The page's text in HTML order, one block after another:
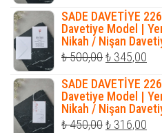
fiyat:
₺ 400,00.
₺
SADE DAVETİYE
Davetiye Model |
Nikah / Nişan
₺500,00Orijinal
fiyat:
₺ 500,00.
₺ 345,00
₺
SADE DAVETİYE
Davetiye Model |
Nikah / Nişan
₺450,00Orijinal
₺ 316,00